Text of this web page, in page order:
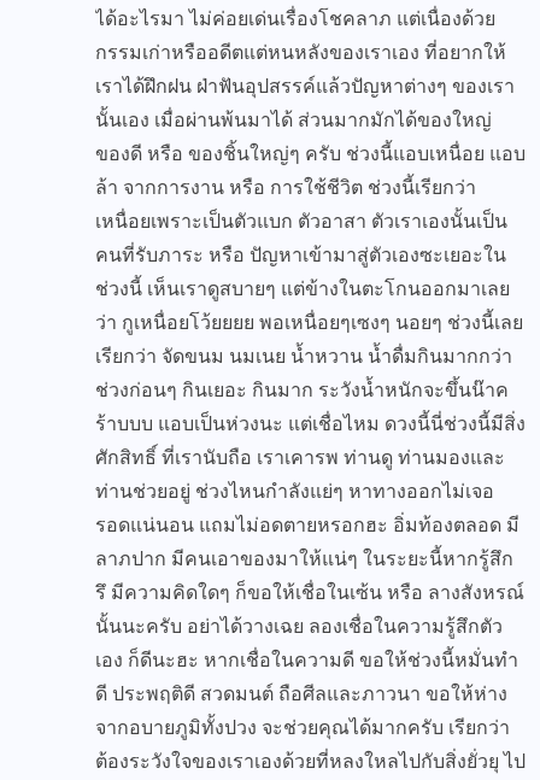
ได้อะไรมา ไม่ค่อยเด่นเรื่องโชคลาภ แต่เนื่องด้วย
กรรมเก่าหรืออดีตแต่หนหลังของเราเอง ที่อยากให้
เราได้ฝึกฝน ฝ่าฟันอุปสรรค์แล้วปัญหาต่างๆ ของเรา
นั้นเอง เมื่อผ่านพ้นมาได้ ส่วนมากมักได้ของใหญ่
ของดี หรือ ของชิ้นใหญ่ๆ ครับ ช่วงนี้แอบเหนื่อย แอบ
ล้า จากการงาน หรือ การใช้ชีวิต ช่วงนี้เรียกว่า
เหนื่อยเพราะเป็นตัวแบก ตัวอาสา ตัวเราเองนั้นเป็น
คนที่รับภาระ หรือ ปัญหาเข้ามาสู่ตัวเองซะเยอะใน
ช่วงนี้ เห็นเราดูสบายๆ แต่ข้างในตะโกนออกมาเลย
ว่า กูเหนื่อยโว้ยยยย พอเหนื่อยๆเซงๆ นอยๆ ช่วงนี้เลย
เรียกว่า จัดขนม นมเนย น้ำหวาน น้ำดื่มกินมากกว่า
ช่วงก่อนๆ กินเยอะ กินมาก ระวังน้ำหนักจะขึ้นน๊าค
ร้าบบบ แอบเป็นห่วงนะ แต่เชื่อไหม ดวงนี้นี่ช่วงนี้มีสิ่ง
ศักสิทธิ์ ที่เรานับถือ เราเคารพ ท่านดู ท่านมองและ
ท่านช่วยอยู่ ช่วงไหนกำลังแย่ๆ หาทางออกไม่เจอ
รอดแน่นอน แถมไม่อดตายหรอกฮะ อิ่มท้องตลอด มี
ลาภปาก มีคนเอาของมาให้แน่ๆ ในระยะนี้หากรู้สึก
รึ มีความคิดใดๆ ก็ขอให้เชื่อในเซ้น หรือ ลางสังหรณ์
นั้นนะครับ อย่าได้วางเฉย ลองเชื่อในความรู้สึกตัว
เอง ก็ดีนะฮะ หากเชื่อในความดี ขอให้ช่วงนี้หมั่นทำ
ดี ประพฤติดี สวดมนต์ ถือศีลและภาวนา ขอให้ห่าง
จากอบายภูมิทั้งปวง จะช่วยคุณได้มากครับ เรียกว่า
ต้องระวังใจของเราเองด้วยที่หลงใหลไปกับสิ่งยั่วยุ ไป